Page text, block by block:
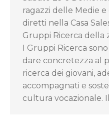
ragazzi delle Medie e
diretti nella Casa
Gruppi Ricerca della
I Gruppi Ricerca
dare concretezza al
ricerca dei giovani,
accompagnati e
cultura vocazionale.